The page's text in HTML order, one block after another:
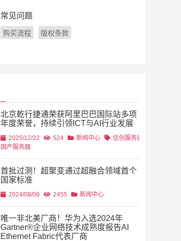
常见问题
购买流程 版权条款
北京乾行捷通荣获阿里巴巴国际站多项
年度荣誉，持续引领ICT与AI行业发展
2025/12/22 524 新闻中心
信创服务器
国产服务器
首批过测！超聚变通过超融合领域首个
国家标准
2024/08/08 2455 新闻中心
唯一非北美厂商！华为入选2024年
Gartner®企业网络技术成熟度报告AI
Ethernet Fabric代表厂商